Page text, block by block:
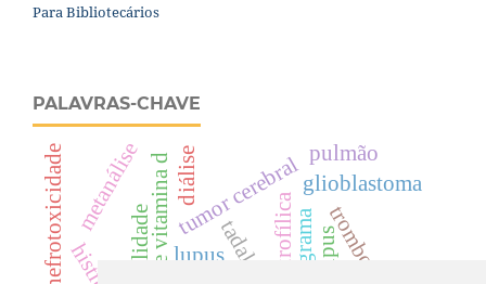
Para Bibliotecários
PALAVRAS-CHAVE
lúpus
mortalidade
tumor cerebralglioblastoma
trombolise
tadalafila
diálise
lupus
pulmão
metanálise
nefrotoxicidade